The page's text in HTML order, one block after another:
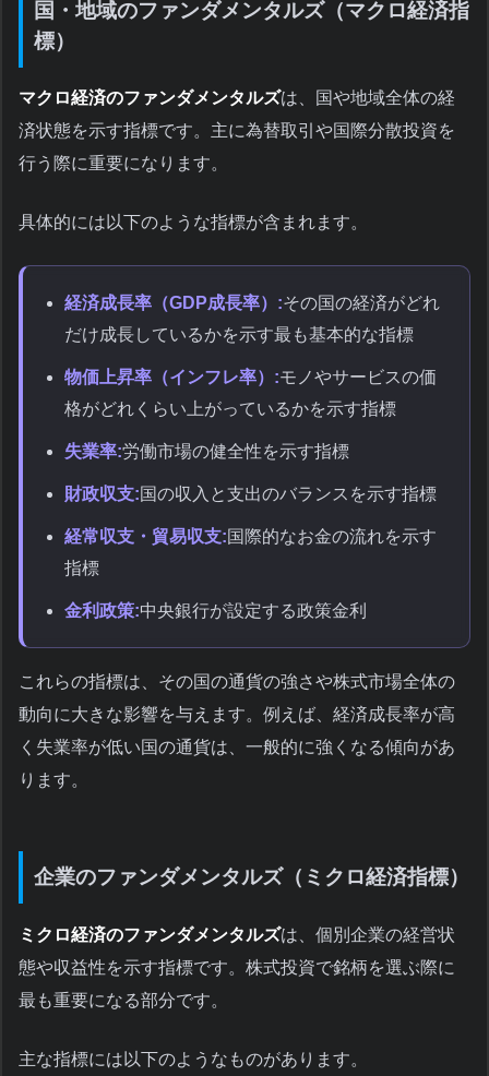
国・地域のファンダメンタルズ（マクロ経済指
標）
マクロ経済のファンダメンタルズは、国や地域全体の経
済状態を示す指標です。主に為替取引や国際分散投資を
行う際に重要になります。
具体的には以下のような指標が含まれます。
経済成長率（GDP成長率）:その国の経済がどれ
だけ成長しているかを示す最も基本的な指標
物価上昇率（インフレ率）:モノやサービスの価
格がどれくらい上がっているかを示す指標
失業率:労働市場の健全性を示す指標
財政収支:国の収入と支出のバランスを示す指標
経常収支・貿易収支:国際的なお金の流れを示す
指標
金利政策:中央銀行が設定する政策金利
これらの指標は、その国の通貨の強さや株式市場全体の
動向に大きな影響を与えます。例えば、経済成長率が高
く失業率が低い国の通貨は、一般的に強くなる傾向があ
ります。
企業のファンダメンタルズ（ミクロ経済指標）
ミクロ経済のファンダメンタルズは、個別企業の経営状
態や収益性を示す指標です。株式投資で銘柄を選ぶ際に
最も重要になる部分です。
主な指標には以下のようなものがあります。